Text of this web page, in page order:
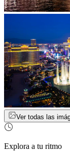
Ver todas las
Explora a tu ritmo